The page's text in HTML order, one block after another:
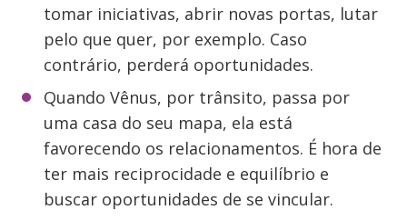
tomar iniciativas, abrir novas portas, lutar
pelo que quer, por exemplo. Caso
contrário, perderá oportunidades.
Quando Vênus, por trânsito, passa por
uma casa do seu mapa, ela está
favorecendo os relacionamentos. É hora de
ter mais reciprocidade e equilíbrio e
buscar oportunidades de se vincular.